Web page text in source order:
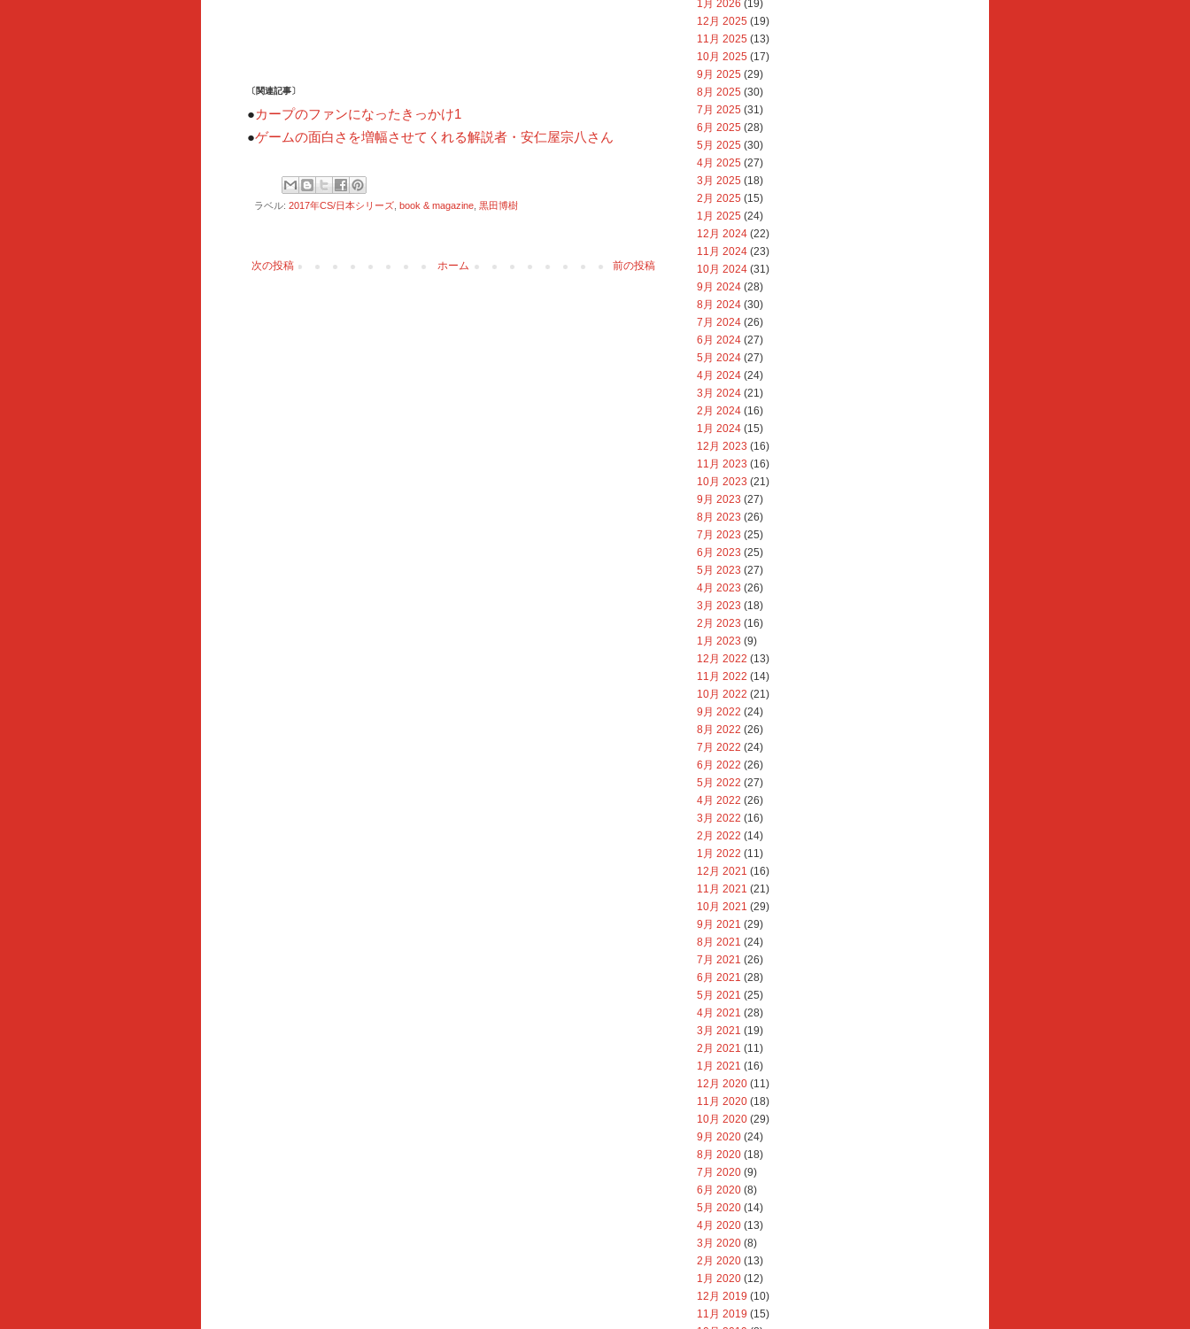
〔関連記事〕
●カープのファンになったきっかけ1
●ゲームの面白さを増幅させてくれる解説者・安仁屋宗八さん
ラベル: 2017年CS/日本シリーズ book & magazine 黒田博樹
次の投稿 前の投稿
ホーム
1月 2026 (19)
12月 2025 (19)
11月 2025 (13)
10月 2025 (17)
9月 2025 (29)
8月 2025 (30)
7月 2025 (31)
6月 2025 (28)
5月 2025 (30)
4月 2025 (27)
3月 2025 (18)
2月 2025 (15)
1月 2025 (24)
12月 2024 (22)
11月 2024 (23)
10月 2024 (31)
9月 2024 (28)
8月 2024 (30)
7月 2024 (26)
6月 2024 (27)
5月 2024 (27)
4月 2024 (24)
3月 2024 (21)
2月 2024 (16)
1月 2024 (15)
12月 2023 (16)
11月 2023 (16)
10月 2023 (21)
9月 2023 (27)
8月 2023 (26)
7月 2023 (25)
6月 2023 (25)
5月 2023 (27)
4月 2023 (26)
3月 2023 (18)
2月 2023 (16)
1月 2023 (9)
12月 2022 (13)
11月 2022 (14)
10月 2022 (21)
9月 2022 (24)
8月 2022 (26)
7月 2022 (24)
6月 2022 (26)
5月 2022 (27)
4月 2022 (26)
3月 2022 (16)
2月 2022 (14)
1月 2022 (11)
12月 2021 (16)
11月 2021 (21)
10月 2021 (29)
9月 2021 (29)
8月 2021 (24)
7月 2021 (26)
6月 2021 (28)
5月 2021 (25)
4月 2021 (28)
3月 2021 (19)
2月 2021 (11)
1月 2021 (16)
12月 2020 (11)
11月 2020 (18)
10月 2020 (29)
9月 2020 (24)
8月 2020 (18)
7月 2020 (9)
6月 2020 (8)
5月 2020 (14)
4月 2020 (13)
3月 2020 (8)
2月 2020 (13)
1月 2020 (12)
12月 2019 (10)
11月 2019 (15)